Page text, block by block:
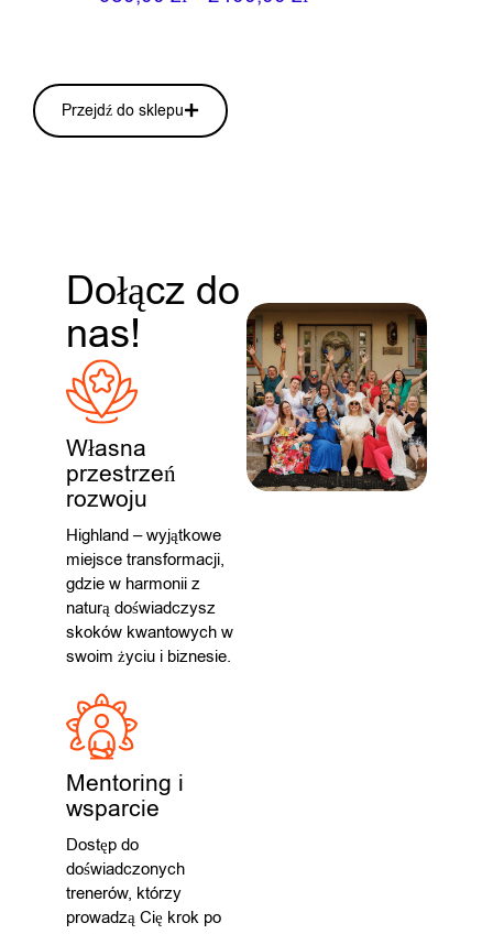
Przejdź do sklepu
Dołącz do
nas!
Własna
przestrzeń
rozwoju
Highland – wyjątkowe
miejsce transformacji,
gdzie w harmonii z
naturą doświadczysz
skoków kwantowych w
swoim życiu i biznesie.
Mentoring i
wsparcie
Dostęp do
doświadczonych
trenerów, którzy
prowadzą Cię krok po